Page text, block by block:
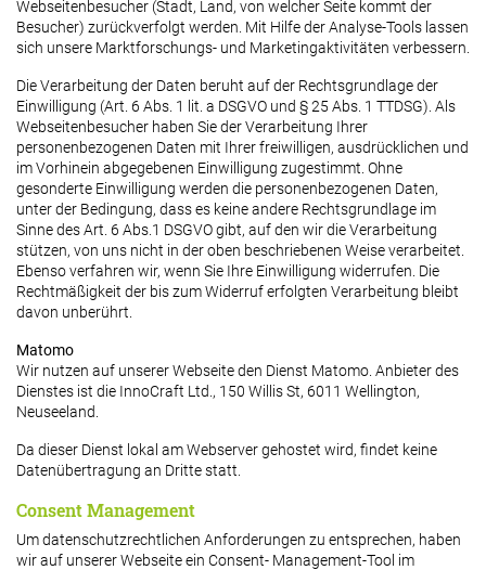
Webseitenbesucher (Stadt, Land, von welcher Seite kommt der
Besucher) zurückverfolgt werden. Mit Hilfe der Analyse-Tools lassen
sich unsere Marktforschungs- und Marketingaktivitäten verbessern.
Die Verarbeitung der Daten beruht auf der Rechtsgrundlage der
Einwilligung (Art. 6 Abs. 1 lit. a DSGVO und § 25 Abs. 1 TTDSG). Als
Webseitenbesucher haben Sie der Verarbeitung Ihrer
personenbezogenen Daten mit Ihrer freiwilligen, ausdrücklichen und
im Vorhinein abgegebenen Einwilligung zugestimmt. Ohne
gesonderte Einwilligung werden die personenbezogenen Daten,
unter der Bedingung, dass es keine andere Rechtsgrundlage im
Sinne des Art. 6 Abs.1 DSGVO gibt, auf den wir die Verarbeitung
stützen, von uns nicht in der oben beschriebenen Weise verarbeitet.
Ebenso verfahren wir, wenn Sie Ihre Einwilligung widerrufen. Die
Rechtmäßigkeit der bis zum Widerruf erfolgten Verarbeitung bleibt
davon unberührt.
Matomo
Wir nutzen auf unserer Webseite den Dienst Matomo. Anbieter des
Dienstes ist die InnoCraft Ltd., 150 Willis St, 6011 Wellington,
Neuseeland.
Da dieser Dienst lokal am Webserver gehostet wird, findet keine
Datenübertragung an Dritte statt.
Consent Management
Um datenschutzrechtlichen Anforderungen zu entsprechen, haben
wir auf unserer Webseite ein Consent- Management-Tool im